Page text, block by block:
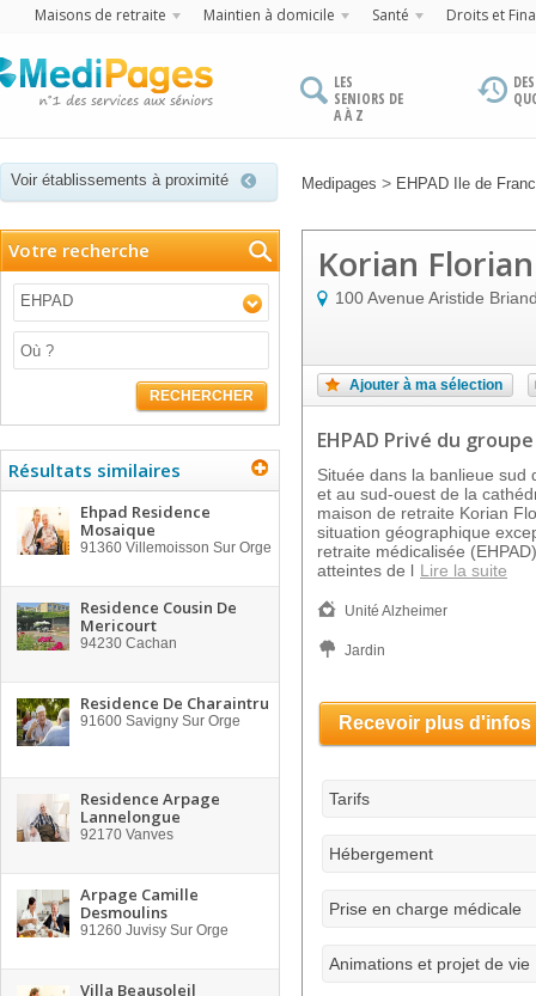
Maisons de retraite Maintien à domicile Santé Droits et
LES
SENIORS DE
A À Z
Voir établissements à proximité Medipages > EHPAD Ile de
Votre recherche
EHPAD
RECHERCHER
Résultats similaires
Ehpad Residence
Mosaique
91360 Villemoisson Sur Orge
Residence Cousin De
Mericourt
94230 Cachan
Residence De Charaintru
91600 Savigny Sur Orge
Residence Arpage
Lannelongue
92170 Vanves
Arpage Camille
Desmoulins
91260 Juvisy Sur Orge
Villa Beausoleil
Korian
100 Avenue Aristide
Ajouter à ma sélection
EHPAD Privé du groupe
Située dans la banlieue sud
et au sud-ouest de la
maison de retraite Korian
situation géographique
retraite médicalisée
atteintes de l Lire la suite
Unité Alzheimer
Jardin
Recevoir plus d'infos
Tarifs
Hébergement
Prise en charge médicale
Animations et projet de vie